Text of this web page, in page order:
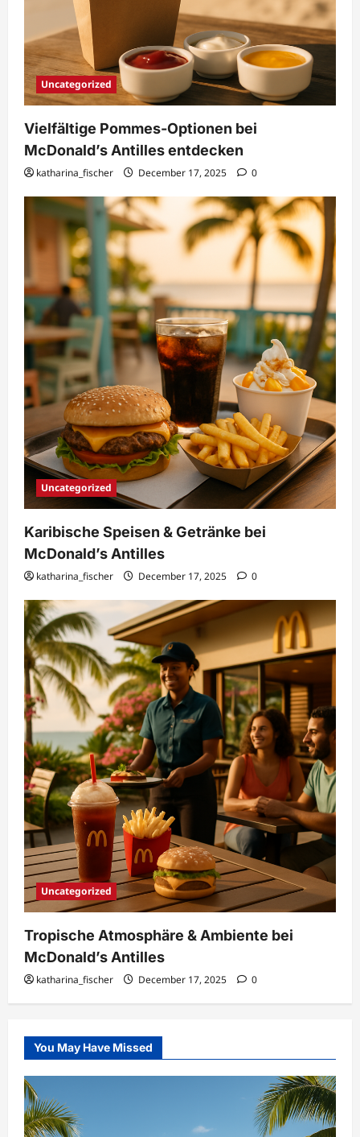
Uncategorized
Vielfältige Pommes-Optionen bei
McDonald’s Antilles entdecken
katharina_fischer December 17, 2025 0
Uncategorized
Karibische Speisen & Getränke bei
McDonald’s Antilles
katharina_fischer December 17, 2025 0
Uncategorized
Tropische Atmosphäre & Ambiente bei
McDonald’s Antilles
katharina_fischer December 17, 2025 0
You May Have Missed